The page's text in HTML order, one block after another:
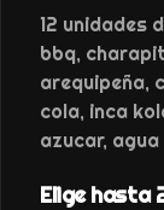
-36%
12 unidades
bbq,
arequipeña,
cola, inca
azucar,
Elige hasta